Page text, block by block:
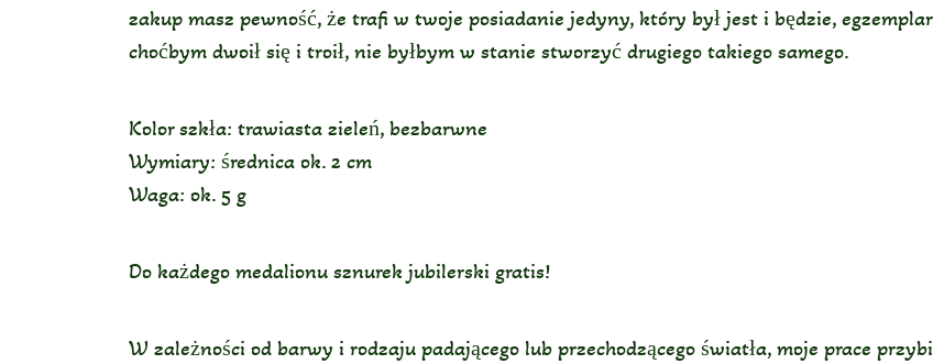
zakup masz pewność, że trafi w twoje posiadanie jedyny, który był jest i będzie,
choćbym dwoił się i troił, nie byłbym w stanie stworzyć drugiego takiego samego.
Kolor szkła: trawiasta zieleń, bezbarwne
Wymiary: średnica ok. 2 cm
Waga: ok. 5 g
Do każdego medalionu sznurek jubilerski gratis!
W zależności od barwy i rodzaju padającego lub przechodzącego światła, moje prace